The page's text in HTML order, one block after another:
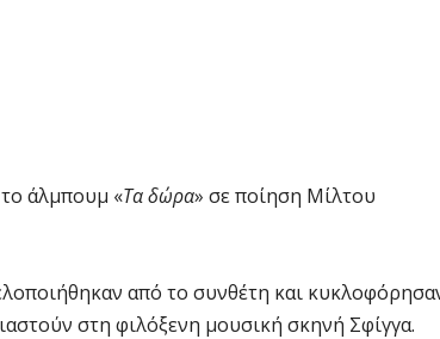
άλμπουμ «Τα δώρα» σε ποίηση Μίλτου
από το συνθέτη και
στη φιλόξενη μουσική σκηνή Σφίγγα.